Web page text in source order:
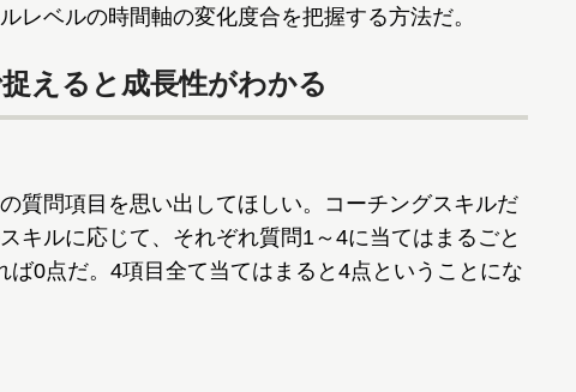
レベルの時間軸の変化度合を把握する方法だ。
えると成長性がわかる
質問項目を思い出してほしい。コーチングスキルだ
キルに応じて、それぞれ質問1～4に当てはまるごと
ば0点だ。4項目全て当てはまると4点ということにな